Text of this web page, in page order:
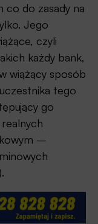
co do zasady na
Jego
czyli
każdy bank,
wiążący sposób
tego
go
–